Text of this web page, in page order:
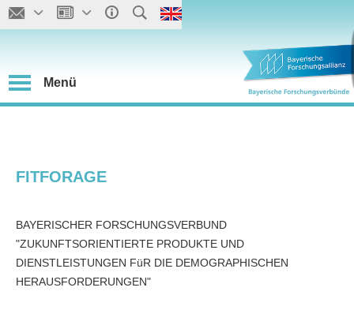
Menü
FITFORAGE
BAYERISCHER FORSCHUNGSVERBUND
"ZUKUNFTSORIENTIERTE PRODUKTE UND
DIENSTLEISTUNGEN FüR DIE DEMOGRAPHISCHEN
HERAUSFORDERUNGEN"